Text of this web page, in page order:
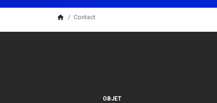
breadcrumb
home Contact
OBJET